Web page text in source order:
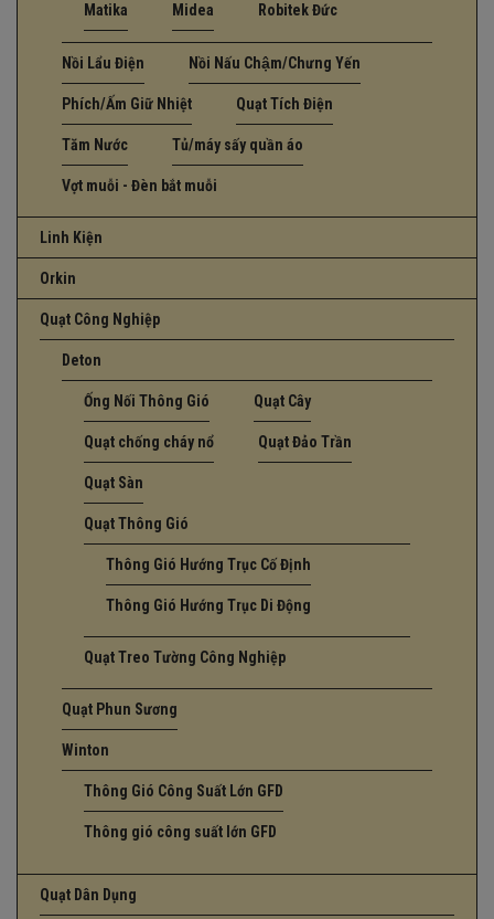
Matika Midea Robitek Đức
Nồi Lẩu Điện Nồi Nấu Chậm/Chưng Yến
Phích/Ấm Giữ Nhiệt Quạt Tích Điện
Tăm Nước Tủ/máy sấy quần áo
Vợt muỗi - Đèn bắt muỗi
Linh Kiện
Orkin
Quạt Công Nghiệp
Deton
Ống Nối Thông Gió Quạt Cây
Quạt chống cháy nổ Quạt Đảo Trần
Quạt Sàn
Quạt Thông Gió
Thông Gió Hướng Trục Cố Định
Thông Gió Hướng Trục Di Động
Quạt Treo Tường Công Nghiệp
Quạt Phun Sương
Winton
Thông Gió Công Suất Lớn GFD
Thông gió công suất lớn GFD
Quạt Dân Dụng